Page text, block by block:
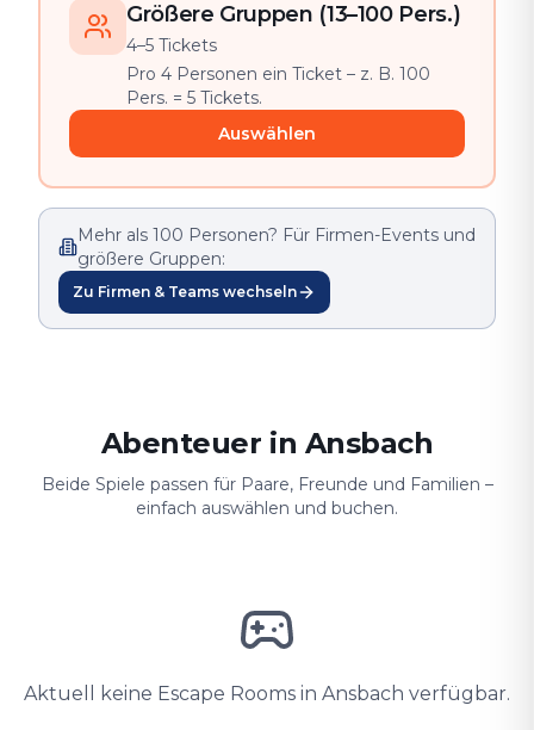
Größere Gruppen (13–100 Pers.)
4–5 Tickets
Pro 4 Personen ein Ticket – z. B. 100
Pers. = 5 Tickets.
Auswählen
Mehr als 100 Personen? Für Firmen-Events und
größere Gruppen:
Zu Firmen & Teams wechseln
Abenteuer in Ansbach
Beide Spiele passen für Paare, Freunde und Familien –
einfach auswählen und buchen.
Aktuell keine Escape Rooms in Ansbach verfügbar.